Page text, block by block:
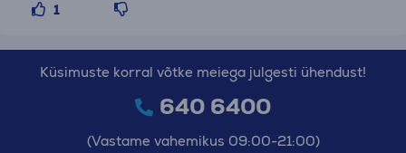
1
Küsimuste korral võtke meiega julgesti ühendust!
640 6400
(Vastame vahemikus 09:00-21:00)